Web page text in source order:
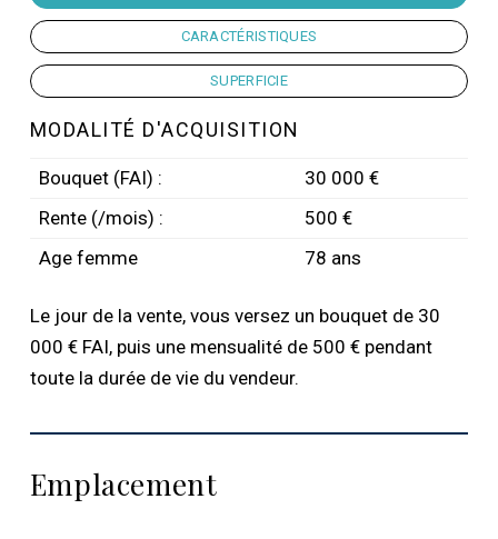
CARACTÉRISTIQUES
SUPERFICIE
MODALITÉ D'ACQUISITION
Bouquet (FAI) :
30 000 €
Rente (/mois) :
500 €
Age femme
78 ans
Le jour de la vente, vous versez un bouquet de 30
000 € FAI, puis une mensualité de 500 € pendant
toute la durée de vie du vendeur.
Emplacement